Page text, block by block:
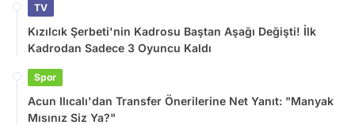
TV
Kızılcık Şerbeti'nin Kadrosu Baştan Aşağı Değişti! İlk
Kadrodan Sadece 3 Oyuncu Kaldı
Spor
Acun Ilıcalı'dan Transfer Önerilerine Net Yanıt: "Manyak
Mısınız Siz Ya?"